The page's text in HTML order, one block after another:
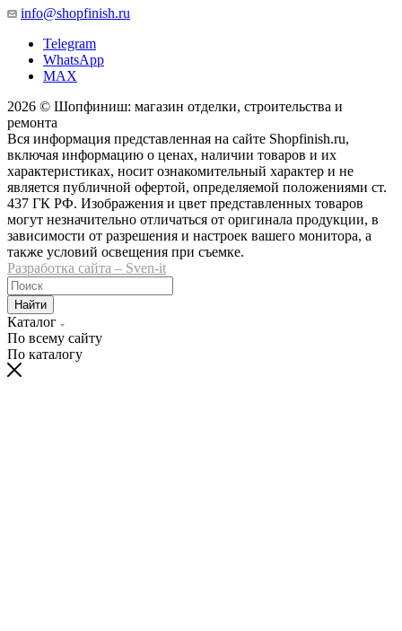
info@shopfinish.ru
Telegram
WhatsApp
MAX
2026 © Шопфиниш: магазин отделки, строительства и
ремонта
Вся информация представленная на сайте Shopfinish.ru,
включая информацию о ценах, наличии товаров и их
характеристиках, носит ознакомительный характер и не
является публичной офертой, определяемой положениями ст.
437 ГК РФ. Изображения и цвет представленных товаров
могут незначительно отличаться от оригинала продукции, в
зависимости от разрешения и настроек вашего монитора, а
также условий освещения при съемке.
Разработка сайта – Sven-it
Найти
Каталог
По всему сайту
По каталогу